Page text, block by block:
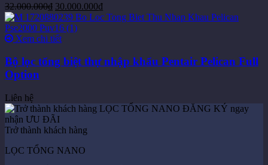
32.000.000₫ 30.000.000₫
Xem chi tiết
Bộ lọc tổng biệt thự nhập khẩu Pentair Pelican Full
Option
Liên hệ
Trở thành khách hàng
LỌC TỔNG NANO